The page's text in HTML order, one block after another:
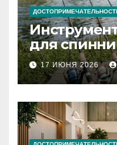
для
рыбалки:
типы
17 ИЮНЯ 2026